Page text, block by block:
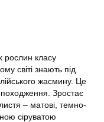
рослин класу
світі знають під
жасмину. Це
походження. Зростає
– матові, темно-
сіруватою